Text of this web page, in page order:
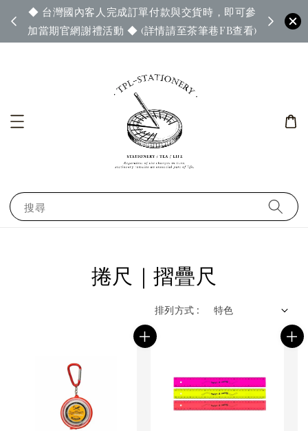
◆ 台灣國內客人完成訂單付款與交貨時，即可參
加當期官網謝禮活動 ◆ (詳情請至茶筆巷FB查看)
◆ 官
搜尋
捲尺｜摺疊尺
排列方式 :